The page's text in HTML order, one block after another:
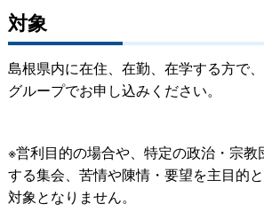
対象
島根県内に在住、在勤、在学する方で
グループでお申し込みください。
※営利目的の場合や、特定の政治・宗教
する集会、苦情や陳情・要望を主目的
対象となりません。